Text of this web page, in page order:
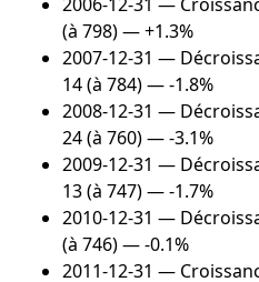
(à 798) — +1.3%
2007-12-31 —
14 (à 784) — -1.8%
2008-12-31 —
24 (à 760) — -3.1%
2009-12-31 —
13 (à 747) — -1.7%
2010-12-31 —
(à 746) — -0.1%
2011-12-31 —